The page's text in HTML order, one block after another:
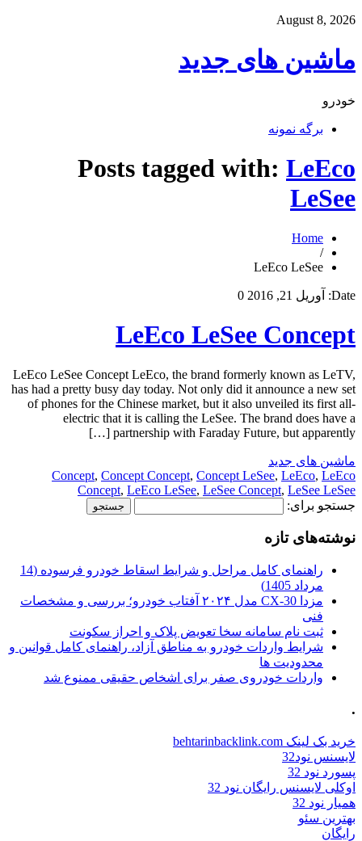
August 8, 2026
ماشین های جدید
خودرو
برگه نمونه
Posts tagged with: LeEco
LeSee
Home
/
LeEco LeSee
Date: آوریل 21, 2016 0
LeEco LeSee Concept
LeEco LeSee Concept LeEco, the brand formerly known as LeTV,
has had a pretty busy day today. Not only did it announce a new set
of phones for the Chinese market, but it also unveiled its first all-
electric that it is calling the LeSee. The brand does have a
partnership with Faraday Future, but apparently […]
ماشین های جدید
Concept, Concept Concept, Concept LeSee, LeEco, LeEco
Concept, LeEco LeSee, LeSee Concept, LeSee LeSee
جستجو برای:
نوشته‌های تازه
راهنمای کامل مراحل و شرایط اسقاط خودرو فرسوده (14
مرداد 1405)
مزدا CX-30 مدل ۲۰۲۴ آفتاب خودرو؛ بررسی و مشخصات
فنی
ثبت نام سامانه سخا تعویض پلاک و احراز سکونت
شرایط واردات خودرو به مناطق آزاد، راهنمای کامل قوانین و
محدودیت ها
واردات خودروی صفر برای اشخاص حقیقی ممنوع شد
.
خرید بک لینک behtarinbacklink.com
لایسنس نود32
پسورد نود 32
اوکلی لایسنس رایگان نود 32
همیار نود 32
بهترین سئو
رایگان